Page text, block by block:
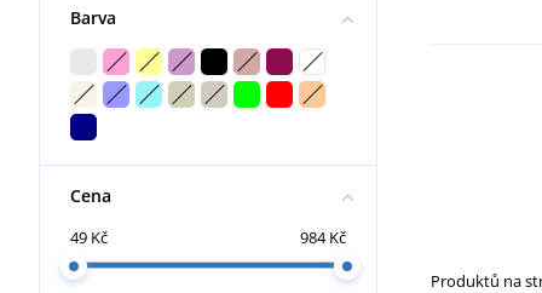
Barva
Cena
49 Kč 984 Kč
Produktů na